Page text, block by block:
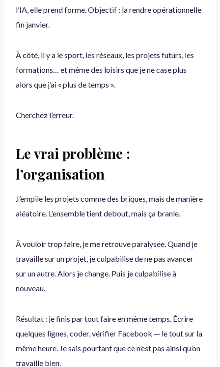
l’IA, elle prend forme. Objectif : la rendre opérationnelle
fin janvier.
À côté, il y a le sport, les réseaux, les projets futurs, les
formations… et même des loisirs que je ne case plus
alors que j’ai « plus de temps ».
Cherchez l’erreur.
Le vrai problème :
l’organisation
J’empile les projets comme des briques, mais de manière
aléatoire. L’ensemble tient debout, mais ça branle.
À vouloir trop faire, je me retrouve paralysée. Quand je
travaille sur un projet, je culpabilise de ne pas avancer
sur un autre. Alors je change. Puis je culpabilise à
nouveau.
Résultat : je finis par tout faire en même temps. Écrire
quelques lignes, coder, vérifier Facebook — le tout sur la
même heure. Je sais pourtant que ce n’est pas ainsi qu’on
travaille bien.